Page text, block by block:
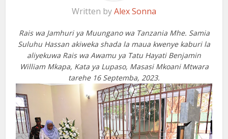
Written byAlex Sonna
Rais wa Jamhuri ya Muungano wa Tanzania Mhe. Samia
Suluhu Hassan akiweka shada la maua kwenye kaburi la
aliyekuwa Rais wa Awamu ya Tatu Hayati Benjamin
William Mkapa, Kata ya Lupaso, Masasi Mkoani Mtwara
tarehe 16 Septemba, 2023.